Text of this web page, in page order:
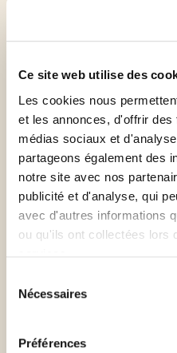
Ce site web utilise des
Les cookies nous
et les annonces, d'offrir
médias sociaux et
partageons également des
notre site avec nos
publicité et d'analyse, qui
avec d'autres informations
ou qu'ils ont collectées lors
Nécessaires
Préférences
Orthodox
Union Pareve
Vegan Sans